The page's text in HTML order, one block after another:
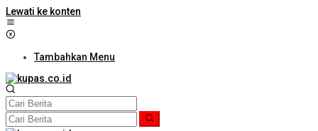
Lewati ke konten
Tambahkan Menu